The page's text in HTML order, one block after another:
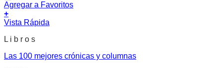
Agregar a Favoritos
+
Vista Rápida
L i b r o s
Las 100 mejores crónicas y columnas